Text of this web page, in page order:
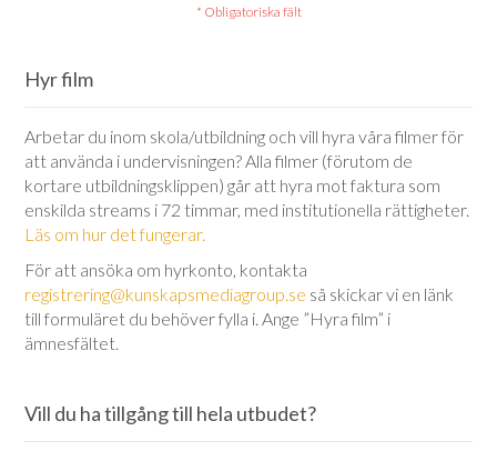
Hyr film
Arbetar du inom skola/utbildning och vill hyra våra filmer för
att använda i undervisningen? Alla filmer (förutom de
kortare utbildningsklippen) går att hyra mot faktura som
enskilda streams i 72 timmar, med institutionella rättigheter.
Läs om hur det fungerar.
För att ansöka om hyrkonto, kontakta
registrering@kunskapsmediagroup.se så skickar vi en länk
till formuläret du behöver fylla i. Ange ”Hyra film” i
ämnesfältet.
Vill du ha tillgång till hela utbudet?